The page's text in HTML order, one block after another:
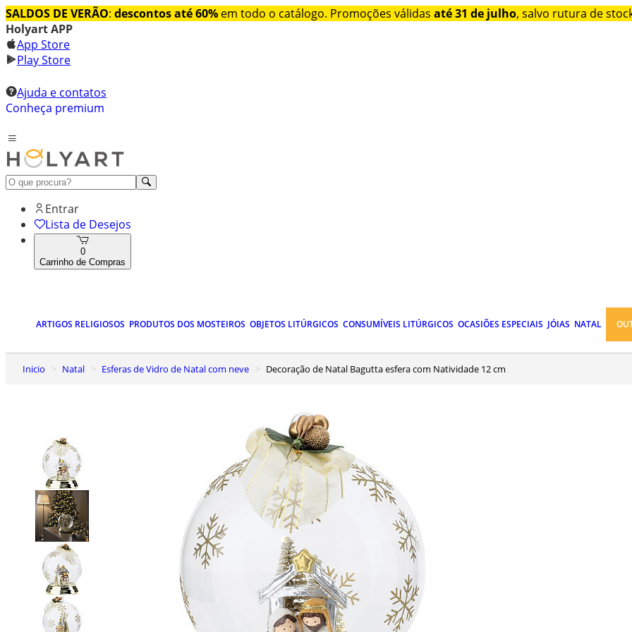
SALDOS DE VERÃO: descontos até 60% em todo o catálogo. Promoções válidas até 31 de julho, salvo rutura de
Holyart APP
App Store
Play Store
Ajuda e contatos
Conheça premium
Entrar
Lista de Desejos
0
Carrinho de Compras
ARTIGOS RELIGIOSOS PRODUTOS DOS MOSTEIROS OBJETOS LITÚRGICOS CONSUMÍVEIS LITÚRGICOS OCASIÕES ESPECIAIS JÓIAS NATAL
Inicio Natal Esferas de Vidro de Natal com neve Decoração de Natal Bagutta esfera com Natividade 12 cm